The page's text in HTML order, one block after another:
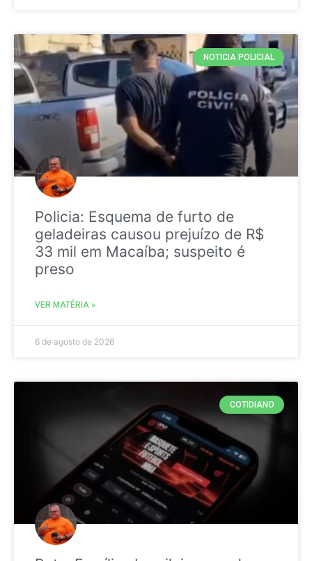
NOTICIA POLICIAL
Policia: Esquema de furto de
geladeiras causou prejuízo de R$
33 mil em Macaíba; suspeito é
preso
VER MATÉRIA »
6 de agosto de 2026
COTIDIANO